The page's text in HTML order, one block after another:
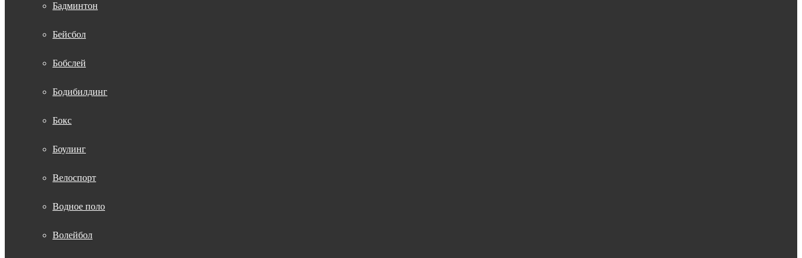
Бадминтон
Бейсбол
Бобслей
Бодибилдинг
Бокс
Боулинг
Велоспорт
Водное поло
Волейбол